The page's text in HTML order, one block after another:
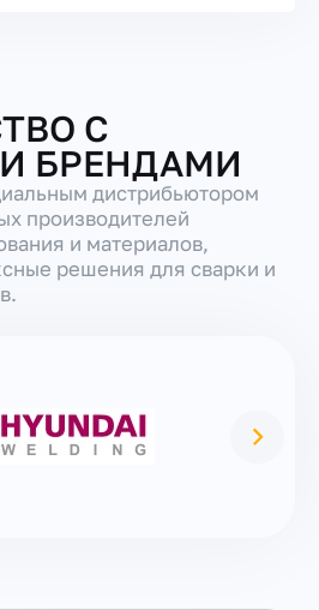
С
БРЕНДАМИ
дистрибьютором
производителей
и материалов,
решения для сварки и